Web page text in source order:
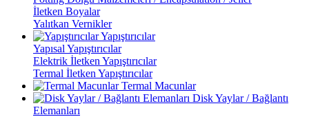
İletken Boyalar
Yalıtkan Vernikler
Yapıştırıcılar
Yapısal Yapıştırıcılar
Elektrik İletken Yapıştırıcılar
Termal İletken Yapıştırıcılar
Termal Macunlar
Disk Yaylar / Bağlantı
Elemanları